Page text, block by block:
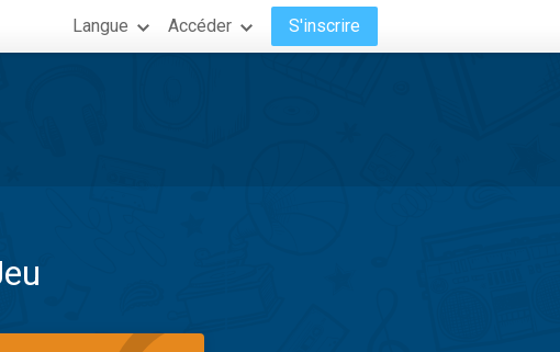
Langue Accéder S'inscrire